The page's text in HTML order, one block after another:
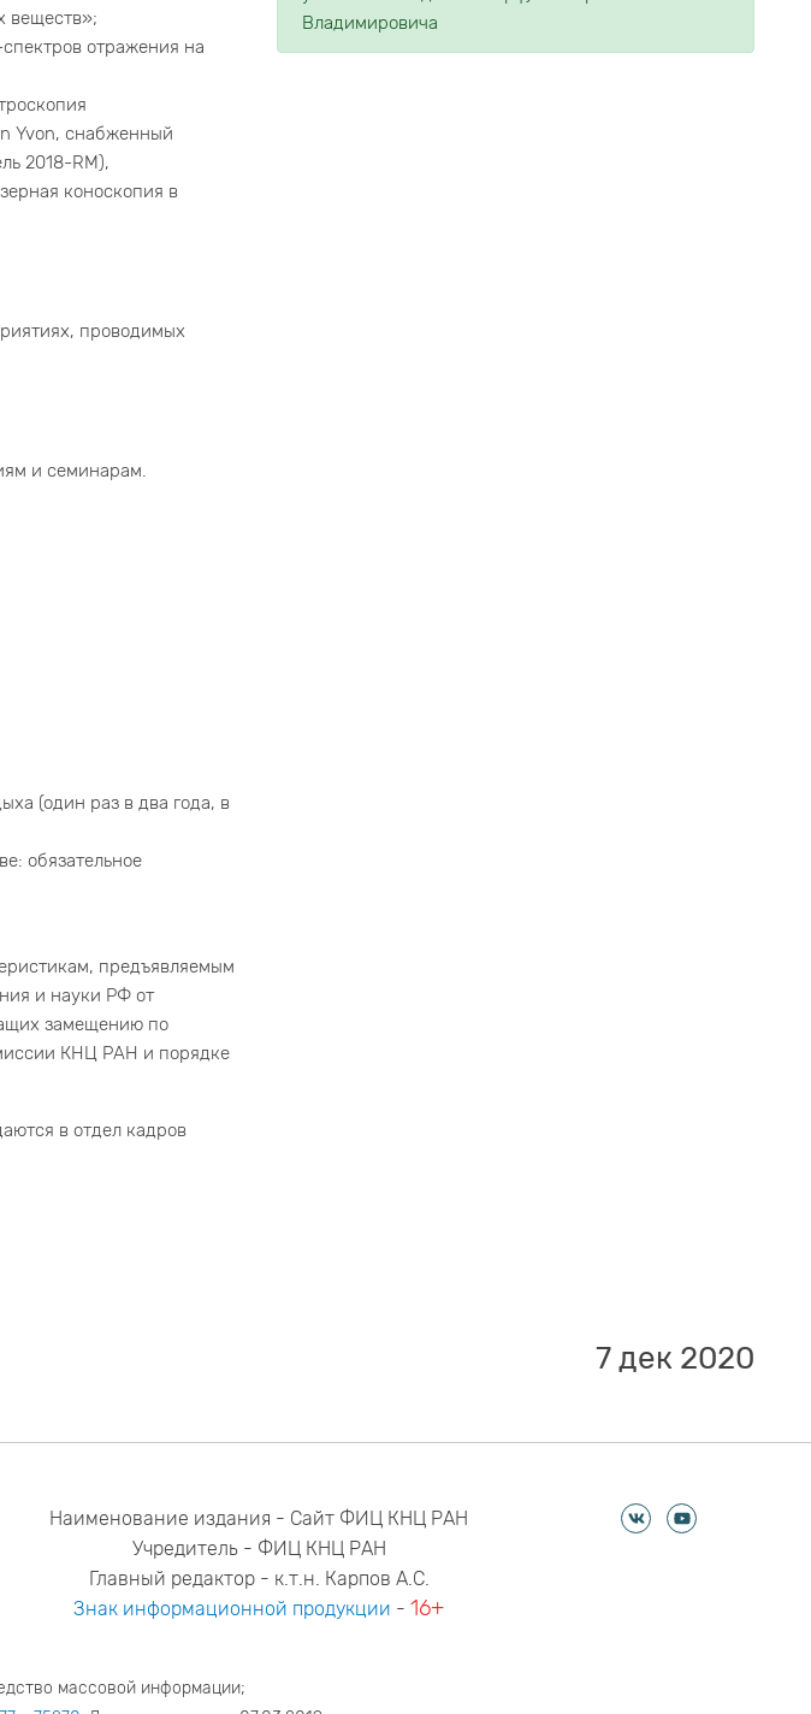
веществ»;
отражения на
Yvon, снабженный
2018-RM),
коноскопия в
проводимых
и семинарам.
(один раз в два года, в
обязательное
предъявляемым
и науки РФ от
замещению по
КНЦ РАН и порядке
в отдел кадров
Владимировича
7 дек 2020
Наименование издания - Сайт ФИЦ КНЦ РАН
Учредитель - ФИЦ КНЦ РАН
Главный редактор - к.т.н. Карпов А.С.
Знак информационной продукции -16+
массовой информации;